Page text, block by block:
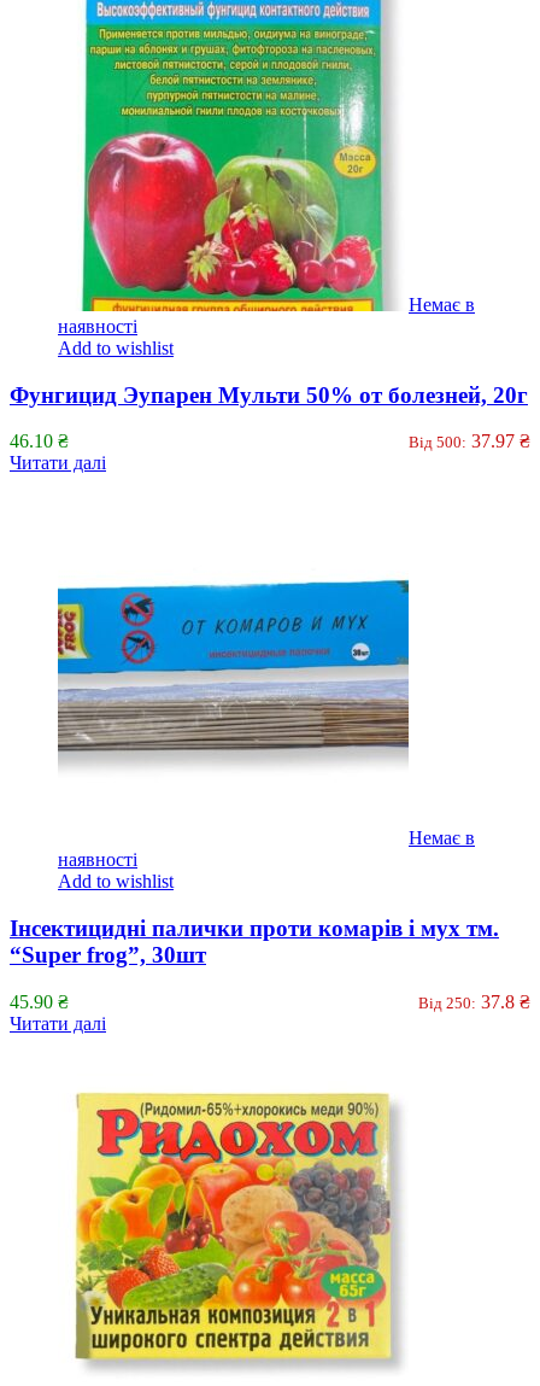
Немає в
наявності
Add to wishlist
Фунгицид Эупарен Мульти 50% от болезней, 20г
46.10 ₴ Від 500: 37.97 ₴
Читати далі
Немає в
наявності
Add to wishlist
Інсектицидні палички проти комарів і мух тм.
“Super frog”, 30шт
45.90 ₴ Від 250: 37.8 ₴
Читати далі